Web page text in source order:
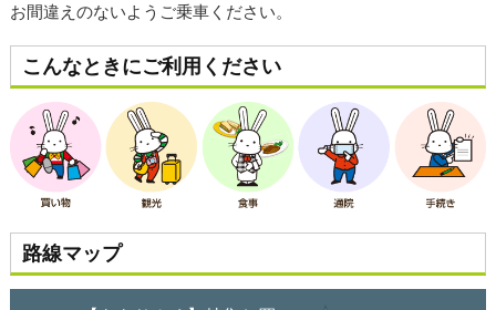
お間違えのないようご乗車ください。
こんなときにご利用ください
路線マップ